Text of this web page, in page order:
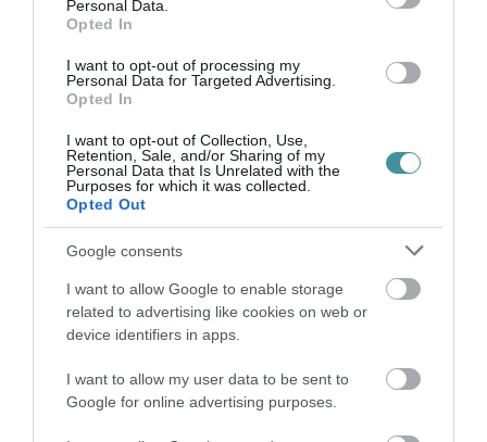
Personal Data.
Opted In
I want to opt-out of processing my
Personal Data for Targeted Advertising.
Opted In
I want to opt-out of Collection, Use,
Retention, Sale, and/or Sharing of my
Personal Data that Is Unrelated with the
Purposes for which it was collected.
Opted Out
Google consents
I want to allow Google to enable storage
related to advertising like cookies on web or
device identifiers in apps.
I want to allow my user data to be sent to
Google for online advertising purposes.
a vezetői szint alatt nyolc éve nem volt
béremelés. Az LMP ezért olyan új
közalkalmazotti bértáblát alkotna, amelyben
egyetlen fizetési osztály sincs a minimálbér
alatt, a minimálbéremelések hatását pedig
végigvezetnék a bértáblán. Emellett ágazati
életpályamodellt és azonnali béremelést
sürgetnek az egészségügyben és a szociális
ágazatban.Húszszázalékos béremelést
kezdeményez a párt a közigazgatásban, a
szociális ágazatban, és emelnénk az oktatói
munkát segítő, nem pedagógus végzettségűek